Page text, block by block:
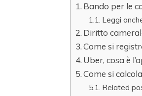
Bando per le
Leggi
Diritto
Come si
Uber, cosa è
Come si
Related